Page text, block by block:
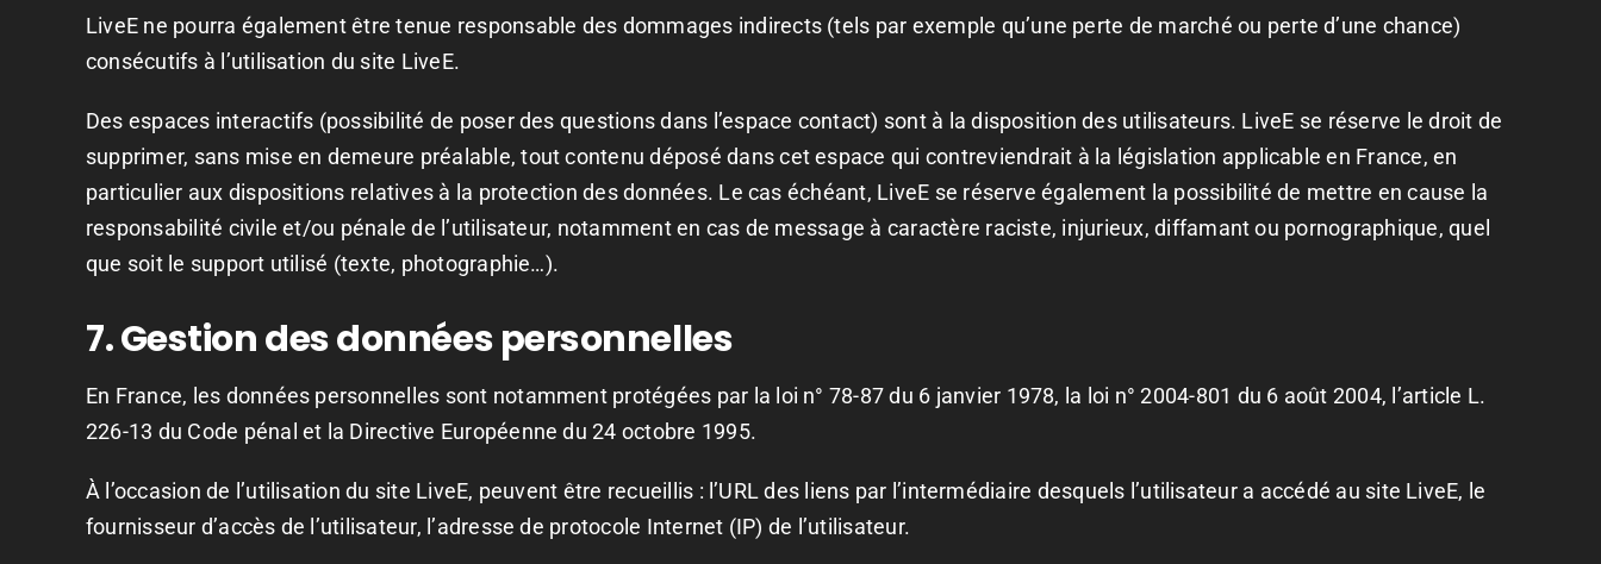
LiveE ne pourra également être tenue responsable des dommages indirects (tels par exemple qu’une perte de marché ou perte d’une chance)
consécutifs à l’utilisation du site LiveE.
Des espaces interactifs (possibilité de poser des questions dans l’espace contact) sont à la disposition des utilisateurs. LiveE se réserve le droit de
supprimer, sans mise en demeure préalable, tout contenu déposé dans cet espace qui contreviendrait à la législation applicable en France, en
particulier aux dispositions relatives à la protection des données. Le cas échéant, LiveE se réserve également la possibilité de mettre en cause la
responsabilité civile et/ou pénale de l’utilisateur, notamment en cas de message à caractère raciste, injurieux, diffamant ou pornographique, quel
que soit le support utilisé (texte, photographie…).
7. Gestion des données personnelles
En France, les données personnelles sont notamment protégées par la loi n° 78-87 du 6 janvier 1978, la loi n° 2004-801 du 6 août 2004, l’article L.
226-13 du Code pénal et la Directive Européenne du 24 octobre 1995.
À l’occasion de l’utilisation du site LiveE, peuvent être recueillis : l’URL des liens par l’intermédiaire desquels l’utilisateur a accédé au site LiveE, le
fournisseur d’accès de l’utilisateur, l’adresse de protocole Internet (IP) de l’utilisateur.